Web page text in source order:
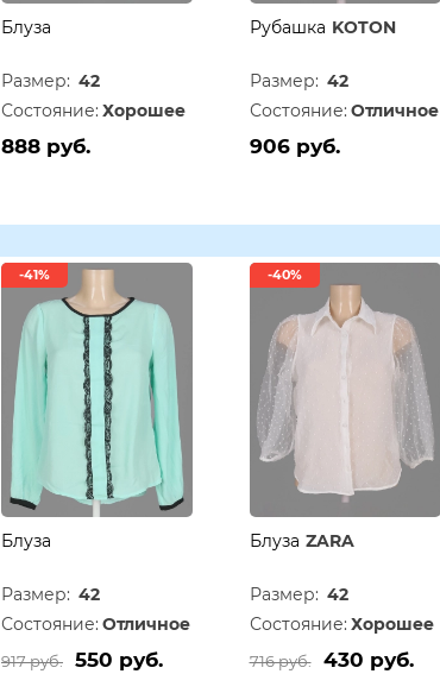
Блуза
Размер: 42
Состояние: Хорошее
888 руб.
Рубашка KOTON
Размер: 42
Состояние: Отличное
906 руб.
-41%
Блуза
Размер: 42
Состояние: Отличное
917 руб. 550 руб.
-40%
Блуза ZARA
Размер: 42
Состояние: Хорошее
716 руб. 430 руб.